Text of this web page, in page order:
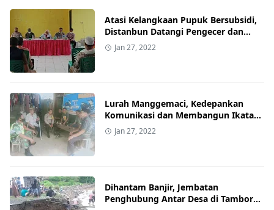
Atasi Kelangkaan Pupuk Bersubsidi,
Distanbun Datangi Pengecer dan
Poktan di Sanggar
Jan 27, 2022
Lurah Manggemaci, Kedepankan
Komunikasi dan Membangun Ikatan
Emosional: Masyarakat Angkat Topi
Jan 27, 2022
Dihantam Banjir, Jembatan
Penghubung Antar Desa di Tambora